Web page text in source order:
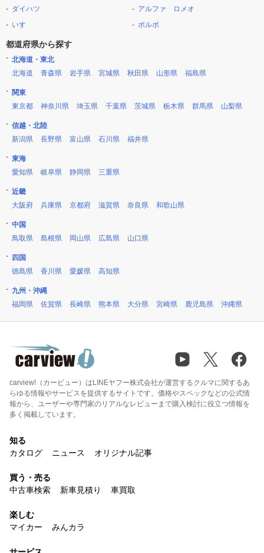
ダイハツ
いすゞ
アルファ ロメオ
ボルボ
都道府県から探す
北海道・東北
北海道
青森県 岩手県 宮城県 秋田県 山形県 福島県
関東
東京都
神奈川県 埼玉県 千葉県 茨城県 栃木県 群馬県 山梨県
信越・北陸
新潟県
長野県 富山県 石川県 福井県
東海
愛知県
岐阜県 静岡県 三重県
近畿
大阪府
兵庫県 京都府 滋賀県 奈良県 和歌山県
中国
鳥取県
島根県 岡山県 広島県 山口県
四国
徳島県
香川県 愛媛県 高知県
九州・沖縄
福岡県
佐賀県 長崎県 熊本県 大分県 宮崎県 鹿児島県 沖縄県
carview!（カービュー）はLINEヤフー株式会社が運営するクルマに関するあ
らゆる情報やサービスを提供するサイトです。価格やスペックなどの公式情
報から、ユーザーや専門家のリアルなレビューまで購入検討に役立つ情報を
多く掲載しています。
知る
カタログ
ニュース オリジナル記事
買う・売る
中古車検索
新車見積り 車買取
楽しむ
マイカー
みんカラ